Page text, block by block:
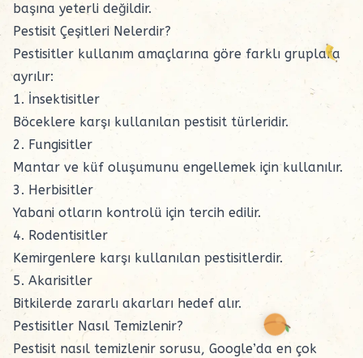
başına yeterli değildir.
Pestisit Çeşitleri Nelerdir?
Pestisitler kullanım amaçlarına göre farklı gruplara
ayrılır:
1. İnsektisitler
Böceklere karşı kullanılan pestisit türleridir.
2. Fungisitler
Mantar ve küf oluşumunu engellemek için kullanılır.
3. Herbisitler
Yabani otların kontrolü için tercih edilir.
4. Rodentisitler
Kemirgenlere karşı kullanılan pestisitlerdir.
5. Akarisitler
Bitkilerde zararlı akarları hedef alır.
Pestisitler Nasıl Temizlenir?
Pestisit nasıl temizlenir sorusu, Google’da en çok